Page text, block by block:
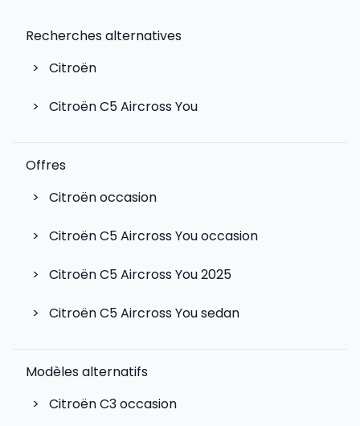
Recherches alternatives
>
Citroën
> Citroën C5 Aircross You
Offres
>
Citroën occasion
> Citroën C5 Aircross You occasion
> Citroën C5 Aircross You 2025
> Citroën C5 Aircross You sedan
Modèles alternatifs
>
Citroën C3occasion